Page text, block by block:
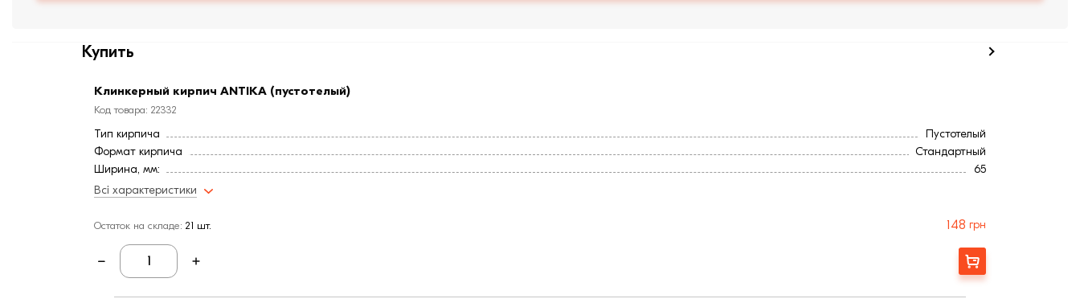
Купить
Клинкерный кирпич ANTIKA (пустотелый)
Код товара: 22332
Тип кирпича
Пустотелый
Формат кирпича
Стандартный
Ширина, мм:
65
Длина, мм:
Вес, кг:
3,2
Цвет
Коричневый
Расход, шт/м²:
51
Фактура
Фактурная
Всі характеристики
Остаток на складе: 21 шт. 148 грн
Купити